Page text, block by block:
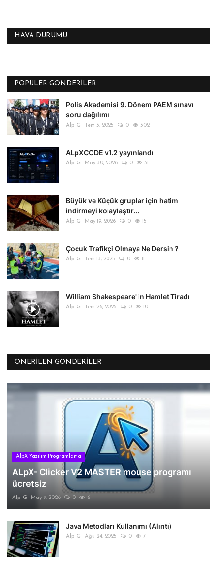
HAVA DURUMU
POPÜLER GÖNDERILER
Polis Akademisi 9. Dönem PAEM sınavı
soru dağılımı
Alp G Tem 3, 2025 0 302
ALpXCODE v1.2 yayınlandı
Alp G May 30, 2026 0 31
Büyük ve Küçük gruplar için hatim
indirmeyi kolaylaştır...
Alp G May 19, 2026 0 15
Çocuk Trafikçi Olmaya Ne Dersin ?
Alp G Tem 13, 2025 0
William Shakespeare' in Hamlet Tiradı
Alp G Tem 26, 2025 0 10
ÖNERILEN GÖNDERILER
AlpX Yazılım Programlama
ALpX- Clicker V2 MASTER mouse programı
ücretsiz
Alp G May 9, 2026 0 6
Java Metodları Kullanımı (Alıntı)
Alp G Ağu 24, 2025 0 7